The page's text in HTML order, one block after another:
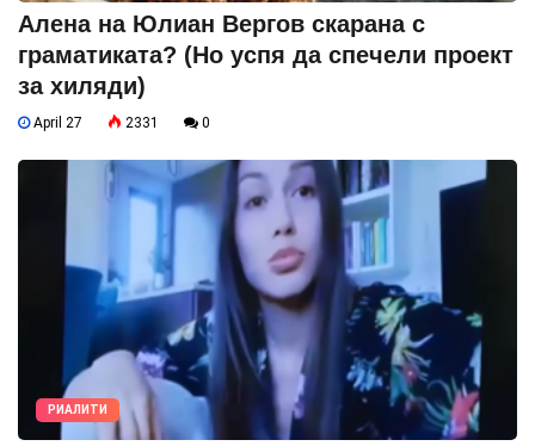
Алена на Юлиан Вергов скарана с
граматиката? (Но успя да спечели проект
за хиляди)
April 27 2331 0
РИАЛИТИ